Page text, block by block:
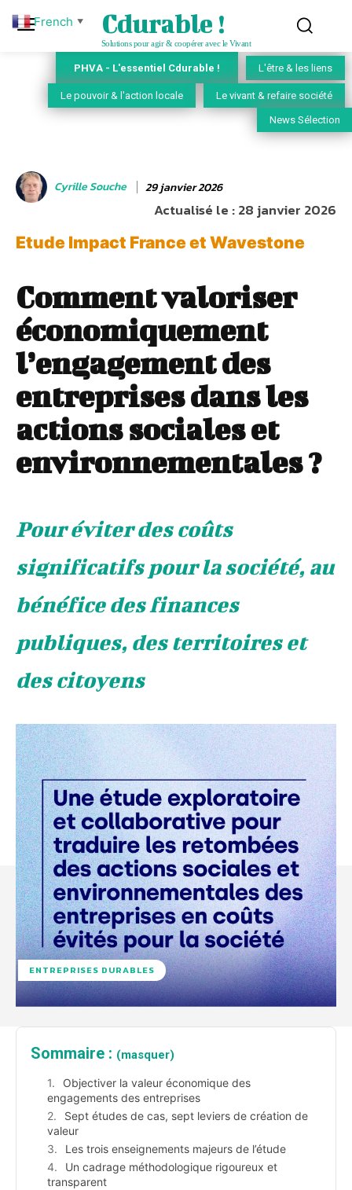
Cdurable !
Solutions pour agir & coopérer avec le Vivant
PHVA - L'essentiel Cdurable ! L'être & les liens
Le pouvoir & l'action locale Le vivant & refaire société
News Sélection
Cyrille Souche 29 janvier 2026
Actualisé le :28 janvier 2026
Etude Impact France et Wavestone
Comment valoriser
économiquement
l’engagement des
entreprises dans les
actions sociales et
environnementales ?
Pour éviter des coûts
significatifs pour la société, au
bénéfice des finances
publiques, des territoires et
des citoyens
ENTREPRISES DURABLES
Sommaire : (masquer)
Objectiver la valeur économique des
engagements des entreprises
Sept études de cas, sept leviers de création de
valeur
Les trois enseignements majeurs de l’étude
Un cadrage méthodologique rigoureux et
transparent
French ▼